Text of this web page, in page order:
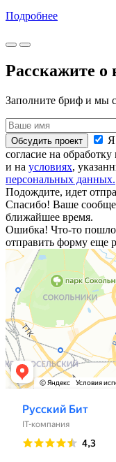
Подробнее
Расскажите о
Заполните бриф и мы
Обсудить проект
Я
согласие на
и на условиях,
персональных данных.
Подождите, идет
Спасибо! Ваше
ближайшее время.
Ошибка! Что-то пошло
отправить форму еще